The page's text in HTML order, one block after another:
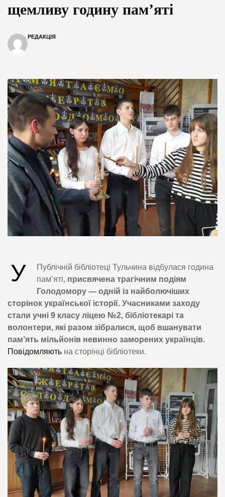
щемливу годину пам’яті
РЕДАКЦІЯ
У
Публічній бібліотеці Тульчина відбулася година
пам’яті, присвячена трагічним подіям
Голодомору — одній із найболючіших
сторінок української історії. Учасниками заходу
стали учні 9 класу ліцею №2, бібліотекарі та
волонтери, які разом зібралися, щоб вшанувати
пам’ять мільйонів невинно заморених українців.
Повідомляють на сторінці бібліотеки.